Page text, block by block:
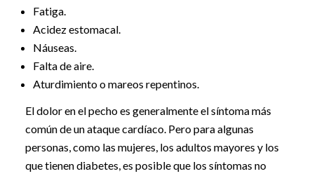
Fatiga.
Acidez estomacal.
Náuseas.
Falta de aire.
Aturdimiento o mareos repentinos.
El dolor en el pecho es generalmente el síntoma más
común de un ataque cardíaco. Pero para algunas
personas, como las mujeres, los adultos mayores y los
que tienen diabetes, es posible que los síntomas no